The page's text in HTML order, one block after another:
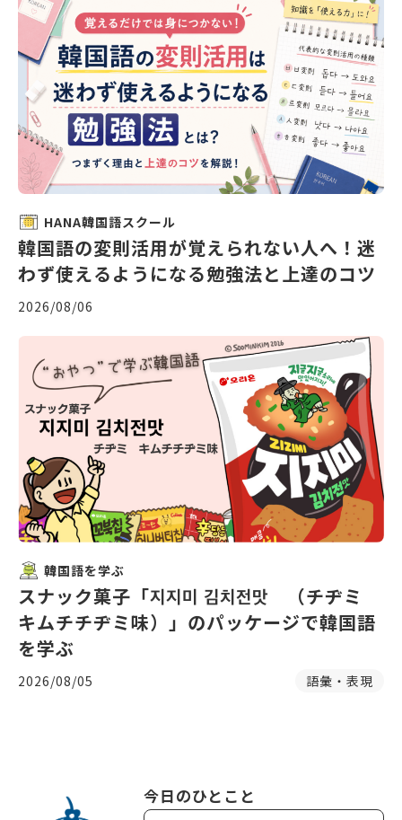
HANA韓国語スクール
韓国語の変則活用が覚えられない人へ！迷
わず使えるようになる勉強法と上達のコツ
2026/08/06
韓国語を学ぶ
スナック菓子「지지미 김치전맛 （チヂミ
キムチチヂミ味）」のパッケージで韓国語
を学ぶ
2026/08/05 語彙・表現
今日のひとこと